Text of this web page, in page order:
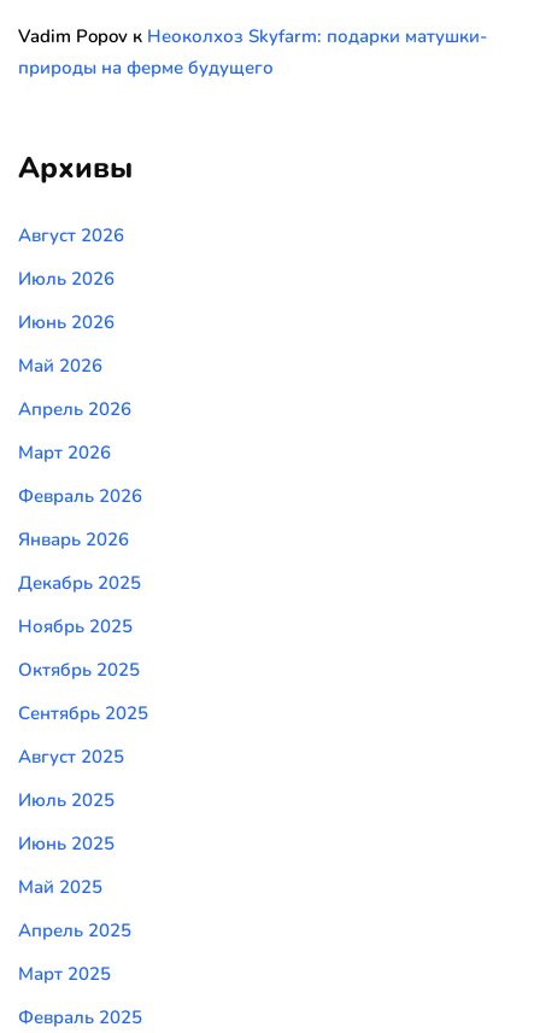
Vadim Popov к Неоколхоз Skyfarm: подарки матушки-
природы на ферме будущего
Архивы
Август 2026
Июль 2026
Июнь 2026
Май 2026
Апрель 2026
Март 2026
Февраль 2026
Январь 2026
Декабрь 2025
Ноябрь 2025
Октябрь 2025
Сентябрь 2025
Август 2025
Июль 2025
Июнь 2025
Май 2025
Апрель 2025
Март 2025
Февраль 2025